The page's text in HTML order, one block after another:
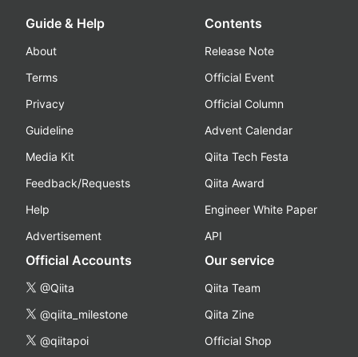
Guide & Help
About
Terms
Privacy
Guideline
Media Kit
Feedback/Requests
Help
Advertisement
Contents
Release Note
Official Event
Official Column
Advent Calendar
Qiita Tech Festa
Qiita Award
Engineer White Paper
API
Official Accounts
@Qiita
@qiita_milestone
@qiitapoi
Our service
Qiita Team
Qiita Zine
Official Shop